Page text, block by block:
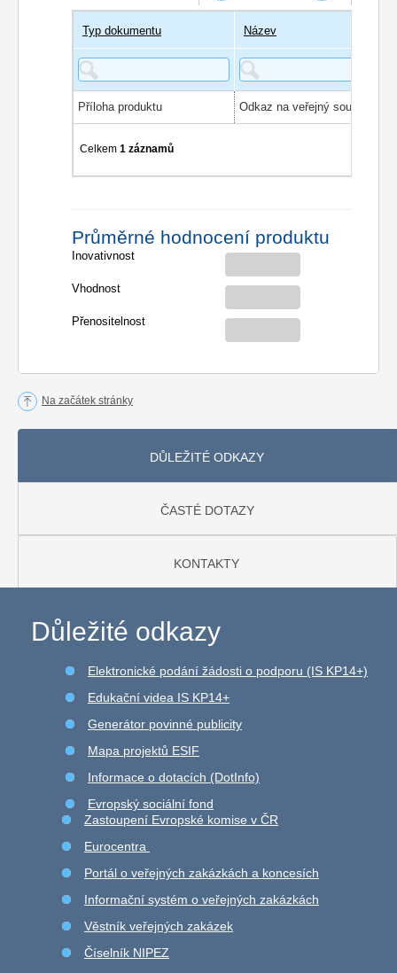
Typ dokumentu Název
Příloha produktu Odkaz na veřejný soubor
Celkem1 záznamů
Průměrné hodnocení produktu
Inovativnost
Vhodnost
Přenositelnost
Na začátek stránky
DŮLEŽITÉ ODKAZY
ČASTÉ DOTAZY
KONTAKTY
Důležité odkazy
Elektronické podání žádosti o podporu (IS KP14+)
Edukační videa IS KP14+
Generátor povinné publicity
Mapa projektů ESIF
Informace o dotacích (DotInfo)
Evropský sociální fond
Zastoupení Evropské komise v ČR
Eurocentra
Portál o veřejných zakázkách a koncesích
Informační systém o veřejných zakázkách
Věstník veřejných zakázek
Číselník NIPEZ